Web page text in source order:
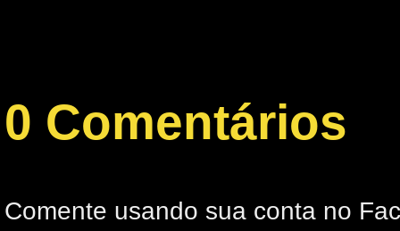
0 Comentários
Comente usando sua conta no